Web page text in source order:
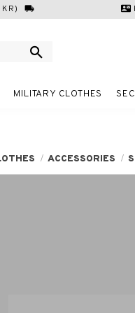
local_shipping contact_mail
MILITARY CLOTHES
ACCESSORIES